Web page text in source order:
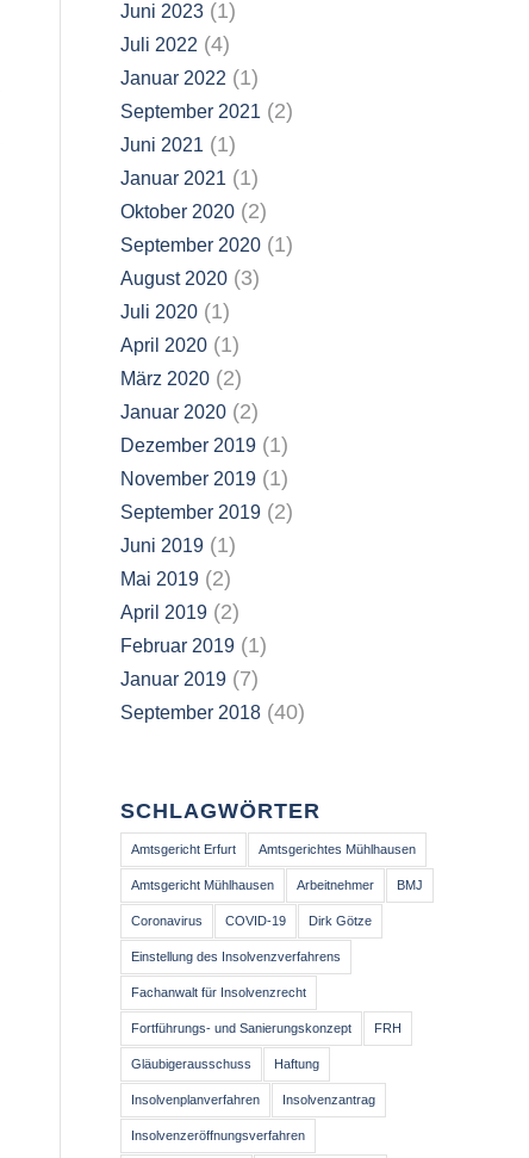
Juni 2023 (1)
Juli 2022 (4)
Januar 2022 (1)
September 2021 (2)
Juni 2021 (1)
Januar 2021 (1)
Oktober 2020 (2)
September 2020 (1)
August 2020 (3)
Juli 2020 (1)
April 2020 (1)
März 2020 (2)
Januar 2020 (2)
Dezember 2019 (1)
November 2019 (1)
September 2019 (2)
Juni 2019 (1)
Mai 2019 (2)
April 2019 (2)
Februar 2019 (1)
Januar 2019 (7)
September 2018 (40)
SCHLAGWÖRTER
Amtsgericht Erfurt Amtsgerichtes Mühlhausen
Amtsgericht Mühlhausen Arbeitnehmer BMJ
Coronavirus COVID-19 Dirk Götze
Einstellung des Insolvenzverfahrens
Fachanwalt für Insolvenzrecht
Fortführungs- und Sanierungskonzept FRH
Gläubigerausschuss Haftung
Insolvenplanverfahren Insolvenzantrag
Insolvenzeröffnungsverfahren